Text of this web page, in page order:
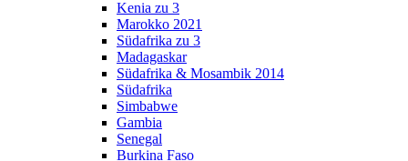
Kenia zu 3
Marokko 2021
Südafrika zu 3
Madagaskar
Südafrika & Mosambik 2014
Südafrika
Simbabwe
Gambia
Senegal
Burkina Faso